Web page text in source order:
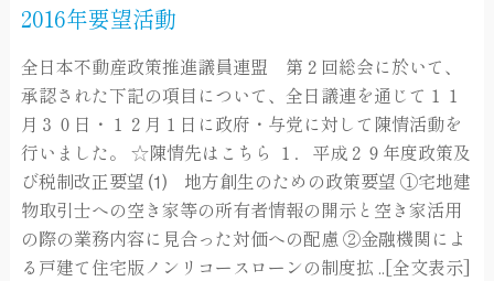
2016年要望活動
全日本不動産政策推進議員連盟 第２回総会に於いて、
承認された下記の項目について、全日議連を通じて１１
月３０日・１２月１日に政府・与党に対して陳情活動を
行いました。 ☆陳情先はこちら １．平成２９年度政策及
び税制改正要望 ⑴ 地方創生のための政策要望 ①宅地建
物取引士への空き家等の所有者情報の開示と空き家活用
の際の業務内容に見合った対価への配慮 ②金融機関によ
る戸建て住宅版ノンリコースローンの制度拡 ..[全文表示]